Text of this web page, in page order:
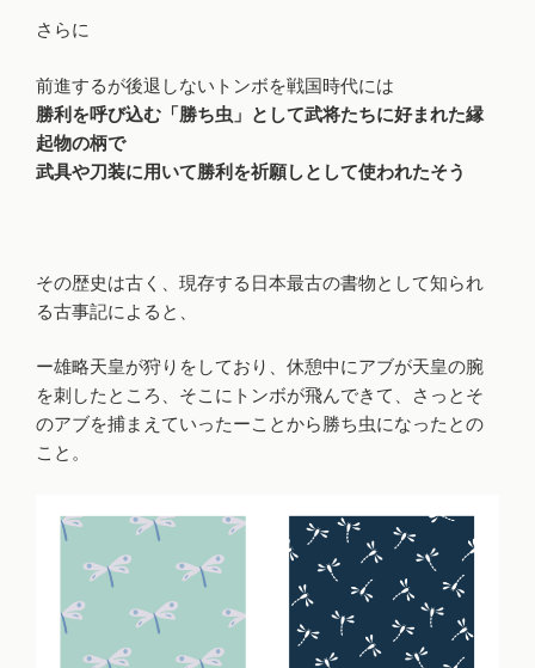
さらに
前進するが後退しないトンボを戦国時代には
勝利を呼び込む「勝ち虫」として武将たちに好まれた縁
起物の柄で
武具や刀装に用いて勝利を祈願しとして使われたそう
その歴史は古く、現存する日本最古の書物として知られ
る古事記によると、
ー雄略天皇が狩りをしており、休憩中にアブが天皇の腕
を刺したところ、そこにトンボが飛んできて、さっとそ
のアブを捕まえていったーことから勝ち虫になったとの
こと。